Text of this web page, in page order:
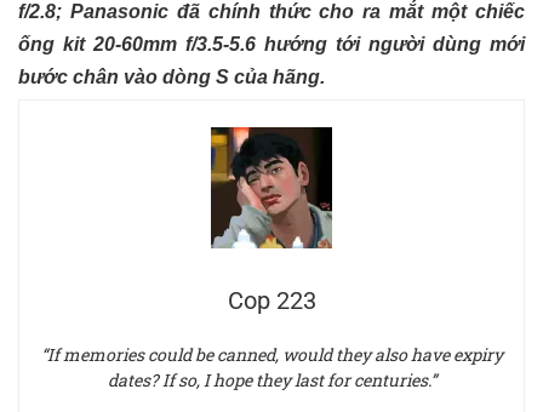
f/2.8; Panasonic đã chính thức cho ra mắt một chiếc
ống kit 20-60mm f/3.5-5.6 hướng tới người dùng mới
bước chân vào dòng S của hãng.
Cop 223
“If memories could be canned, would they also have expiry
dates? If so, I hope they last for centuries.”